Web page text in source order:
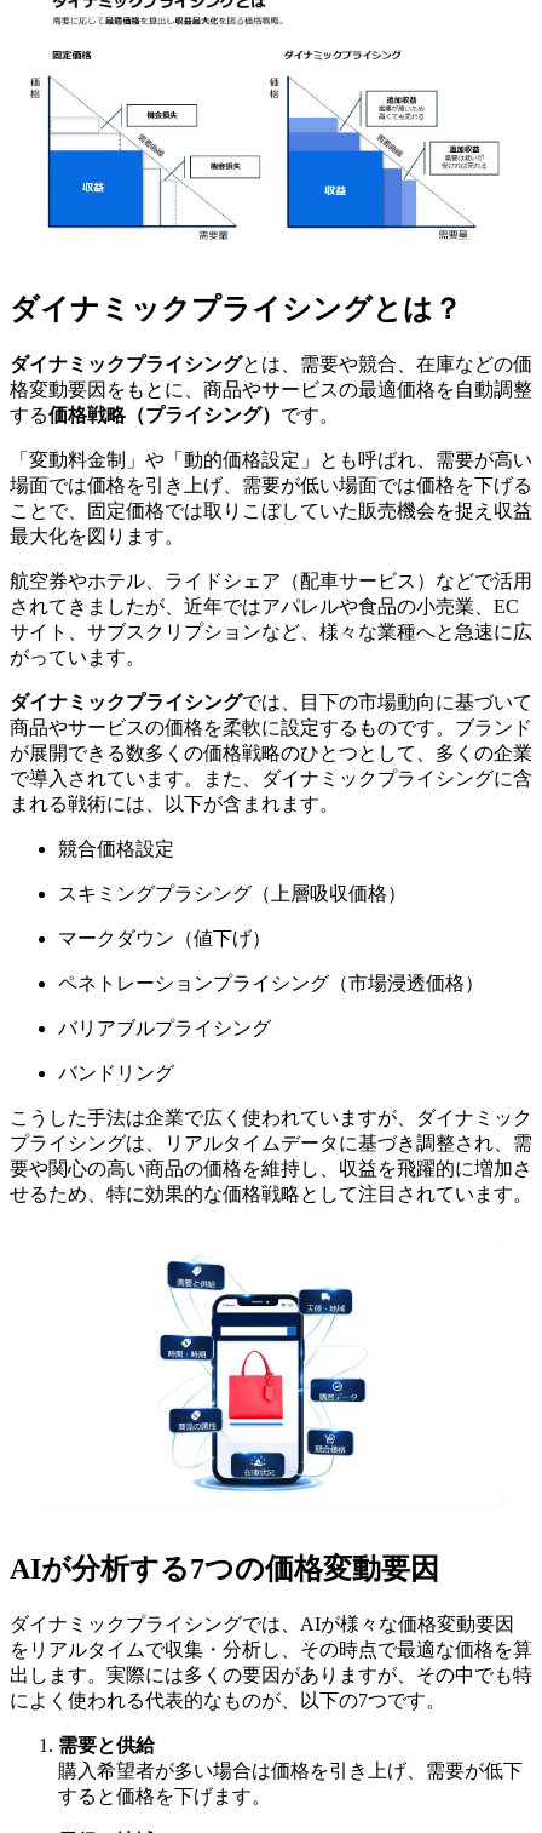
ダイナミックプライシングとは？
ダイナミックプライシングとは、需要や競合、在庫などの価
格変動要因をもとに、商品やサービスの最適価格を自動調整
する価格戦略（プライシング） です。
「変動料金制」や「動的価格設定」とも呼ばれ、需要が高い
場面では価格を引き上げ、需要が低い場面では価格を下げる
ことで、固定価格では取りこぼしていた販売機会を捉え収益
最大化を図ります。
航空券やホテル、ライドシェア（配車サービス）などで活用
されてきましたが、近年ではアパレルや食品の小売業、EC
サイト、サブスクリプションなど、様々な業種へと急速に広
がっています。
ダイナミックプライシングでは、目下の市場動向に基づいて
商品やサービスの価格を柔軟に設定するものです。ブランド
が展開できる数多くの価格戦略のひとつとして、多くの企業
で導入されています。また、ダイナミックプライシングに含
まれる戦術には、以下が含まれます。
競合価格設定
スキミングプラシング（上層吸収価格）
マークダウン（値下げ）
ペネトレーションプライシング（市場浸透価格）
バリアブルプライシング
バンドリング
こうした手法は企業で広く使われていますが、ダイナミック
プライシングは、リアルタイムデータに基づき調整され、需
要や関心の高い商品の価格を維持し、収益を飛躍的に増加さ
せるため、特に効果的な価格戦略として注目されています。
AIが分析する7つの価格変動要因
ダイナミックプライシングでは、AIが様々な価格変動要因
をリアルタイムで収集・分析し、その時点で最適な価格を算
出します。実際には多くの要因がありますが、その中でも特
によく使われる代表的なものが、以下の7つです。
需要と供給
購入希望者が多い場合は価格を引き上げ、需要が低下
すると価格を下げます。